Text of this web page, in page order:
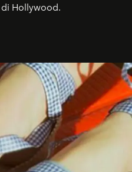
Hollywood.